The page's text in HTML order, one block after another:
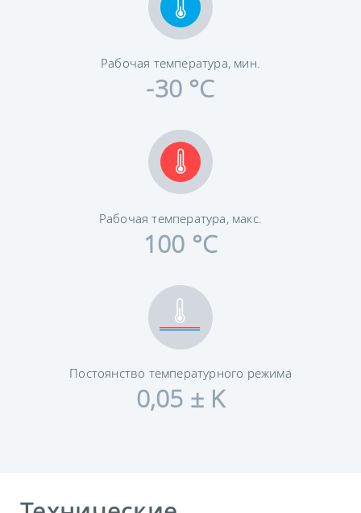
Рабочая температура, мин.
-30 °C
Рабочая температура, макс.
100 °C
Постоянство температурного режима
0,05 ± K